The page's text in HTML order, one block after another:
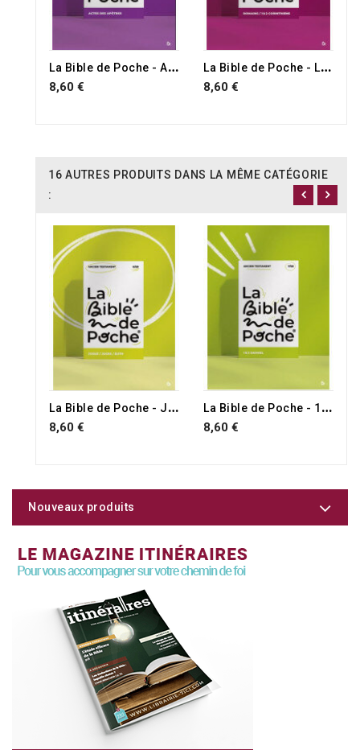
L
a Bible de Poche - Actes des apôtres
8,60 €
RUPTURE DE STOCK L
a Bible de Poche - Lettres de Paul 1/2
8,60 €
16 AUTRES PRODUITS DANS LA MÊME CATÉGORIE
:
L
a Bible de Poche - Josué, Juges, Ruth
8,60 €
L
a Bible de Poche - 1 & 2 Samuel
8,60 €
Nouveaux produits